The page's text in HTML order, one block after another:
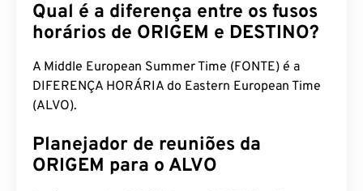
Qual é a diferença entre os fusos
horários de ORIGEM e DESTINO?
A Middle European Summer Time (FONTE) é a
DIFERENÇA HORÁRIA do Eastern European Time
(ALVO).
Planejador de reuniões da
ORIGEM para o ALVO